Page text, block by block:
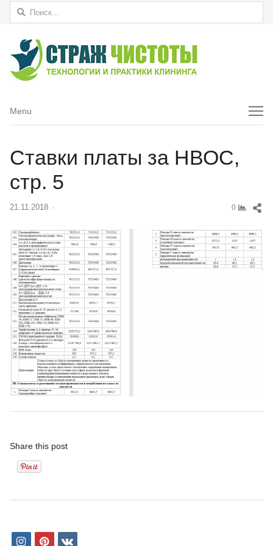
Найти:
Menu
Menu
Ставки платы за НВОС,
стр. 5
21.11.2018 0
Share this post
i
p
v